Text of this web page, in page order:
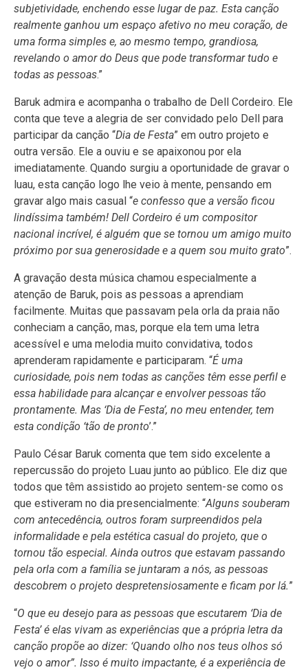
subjetividade, enchendo esse lugar de paz. Esta canção
realmente ganhou um espaço afetivo no meu coração, de
uma forma simples e, ao mesmo tempo, grandiosa,
revelando o amor do Deus que pode transformar tudo e
todas as pessoas.”
Baruk admira e acompanha o trabalho de Dell Cordeiro. Ele
conta que teve a alegria de ser convidado pelo Dell para
participar da canção “Dia de Festa” em outro projeto e
outra versão. Ele a ouviu e se apaixonou por ela
imediatamente. Quando surgiu a oportunidade de gravar o
luau, esta canção logo lhe veio à mente, pensando em
gravar algo mais casual “e confesso que a versão ficou
lindíssima também! Dell Cordeiro é um compositor
nacional incrível, é alguém que se tornou um amigo muito
próximo por sua generosidade e a quem sou muito grato”.
A gravação desta música chamou especialmente a
atenção de Baruk, pois as pessoas a aprendiam
facilmente. Muitas que passavam pela orla da praia não
conheciam a canção, mas, porque ela tem uma letra
acessível e uma melodia muito convidativa, todos
aprenderam rapidamente e participaram. “É uma
curiosidade, pois nem todas as canções têm esse perfil e
essa habilidade para alcançar e envolver pessoas tão
prontamente. Mas ‘Dia de Festa’, no meu entender, tem
esta condição ‘tão de pronto’.”
Paulo César Baruk comenta que tem sido excelente a
repercussão do projeto Luau junto ao público. Ele diz que
todos que têm assistido ao projeto sentem-se como os
que estiveram no dia presencialmente: “Alguns souberam
com antecedência, outros foram surpreendidos pela
informalidade e pela estética casual do projeto, que o
tornou tão especial. Ainda outros que estavam passando
pela orla com a família se juntaram a nós, as pessoas
descobrem o projeto despretensiosamente e ficam por lá.”
“O que eu desejo para as pessoas que escutarem ‘Dia de
Festa’ é elas vivam as experiências que a própria letra da
canção propõe ao dizer: ‘Quando olho nos teus olhos só
vejo o amor”. Isso é muito impactante, é a experiência de